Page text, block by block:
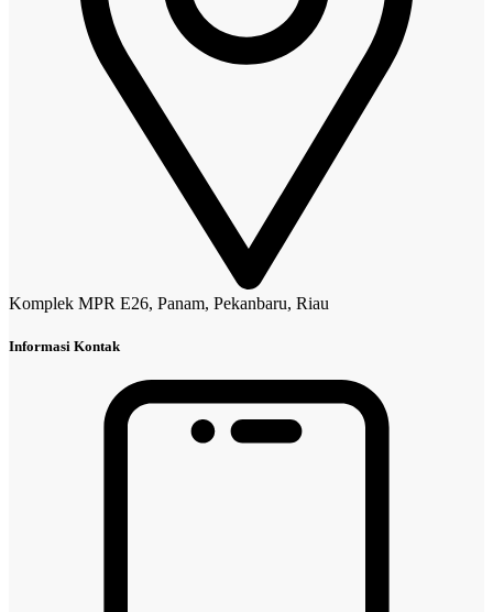
Komplek MPR E26, Panam, Pekanbaru, Riau
Informasi Kontak